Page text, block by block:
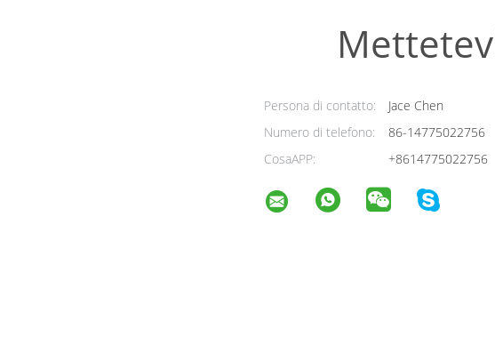
Persona di contatto:
Jace Chen
Numero di telefono:
86-14775022756
CosaAPP:
+8614775022756